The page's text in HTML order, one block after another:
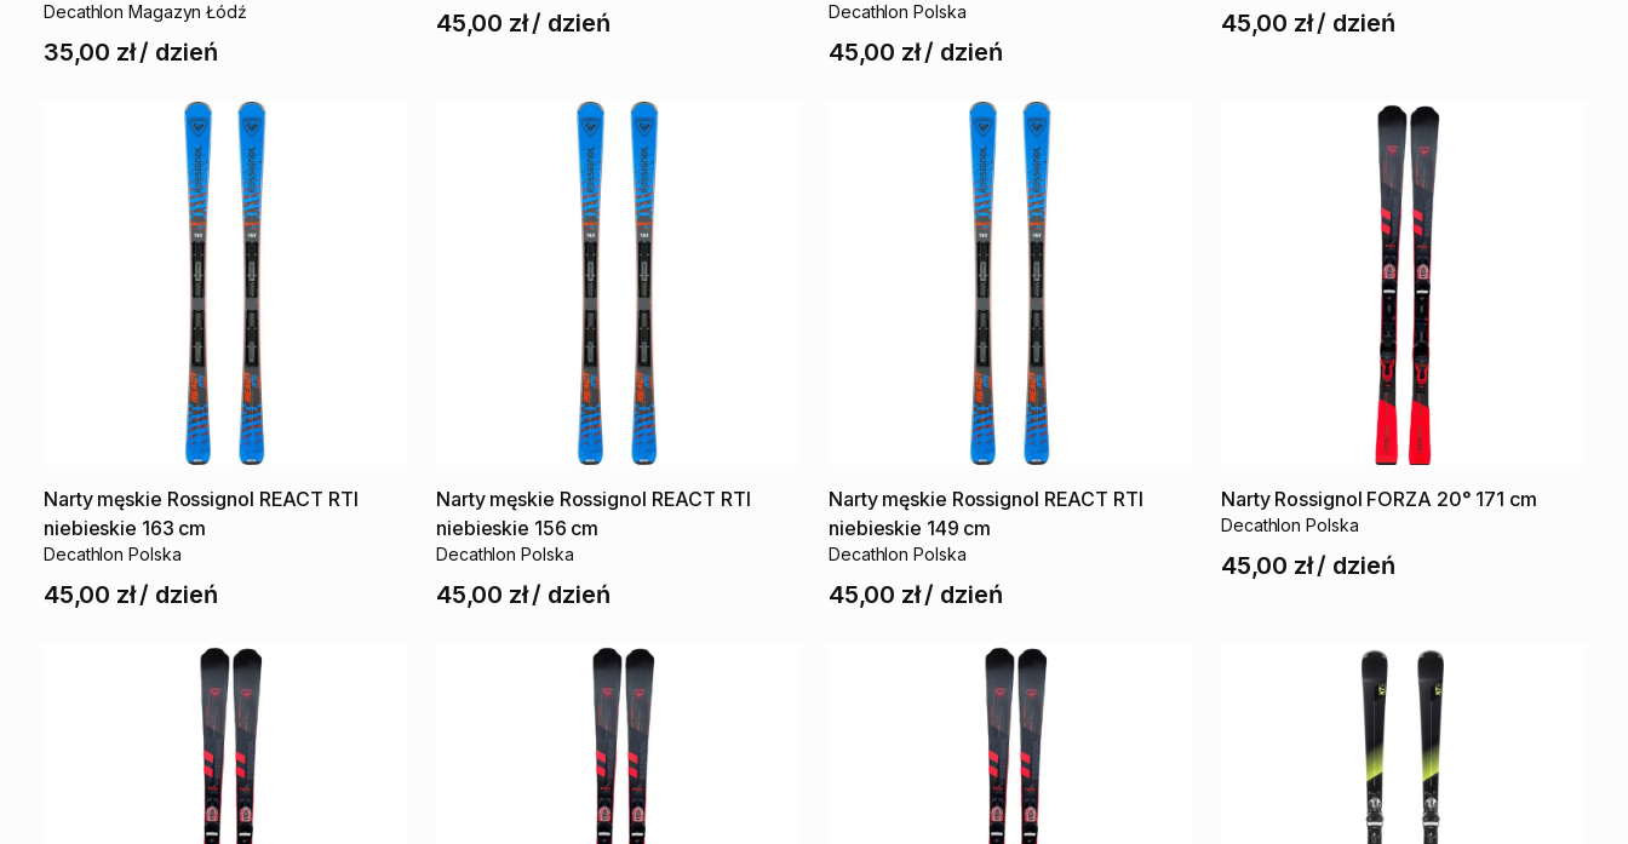
Decathlon Magazyn Łódź
35,00 zł/ dzień
45,00 zł/ dzień Decathlon Polska
45,00 zł/ dzień
45,00 zł/ dzień
Narty męskie Rossignol REACT RTI
niebieskie 163 cm
Decathlon Polska
45,00 zł/ dzień
Narty męskie Rossignol REACT RTI
niebieskie 156 cm
Decathlon Polska
45,00 zł/ dzień
Narty męskie Rossignol REACT RTI
niebieskie 149 cm
Decathlon Polska
45,00 zł/ dzień
Narty Rossignol FORZA 20° 171 cm
Decathlon Polska
45,00 zł/ dzień